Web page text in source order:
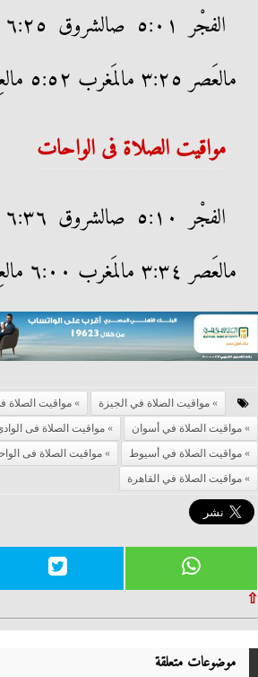
مالعَصر ٣:٢٥ مالمَغرب ٥:٥٢ مالعِشاء ٧:٠٨ م
مواقيت الصلاة فى الواحات
مالعَصر ٣:٣٤ مالمَغرب ٦:٠٠ مالعِشاء ٧:١٧ م
مواقيت الصلاة في الجيزة
مواقيت الصلاة
مواقيت الصلاة في أسوان
مواقيت الصلاة فى
مواقيت الصلاة في أسيوط
مواقيت الصلاة فى
مواقيت الصلاة في القاهرة
⇧
موضوعات متعلقة